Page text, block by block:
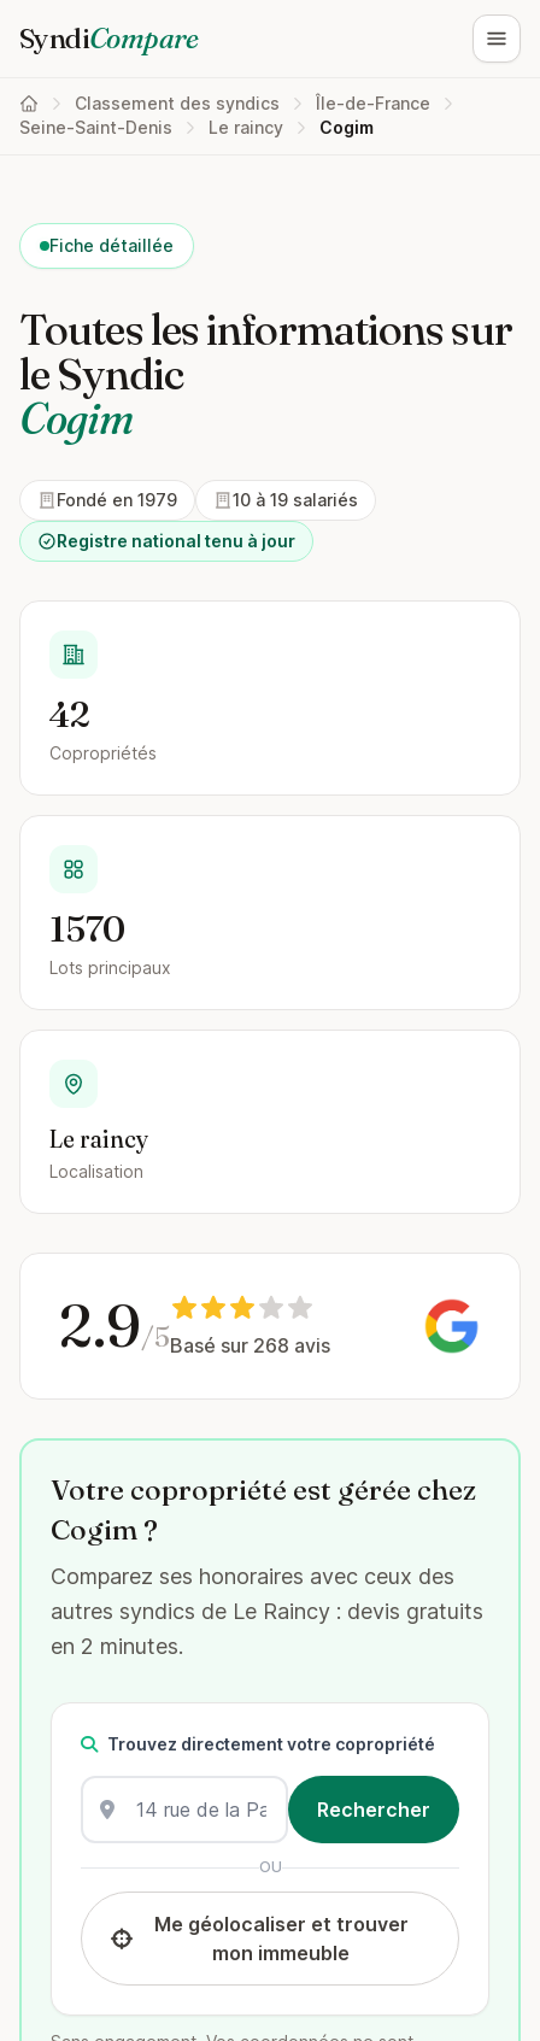
SyndiCompare
Classement des syndics
Île-de-France
Seine-Saint-Denis
Le raincy Cogim
Fiche détaillée
Toutes les informations sur
le Syndic
Cogim
Fondé en 1979
10 à 19 salariés
Registre national tenu à jour
42
Copropriétés
1570
Lots principaux
Le raincy
Localisation
2.9/5Basé sur 268 avis
Votre copropriété est gérée chez
Cogim ?
Comparez ses honoraires avec ceux des
autres syndics de Le Raincy : devis gratuits
en 2 minutes.
Trouvez directement votre copropriété
OU
Me géolocaliser et trouver
mon immeuble